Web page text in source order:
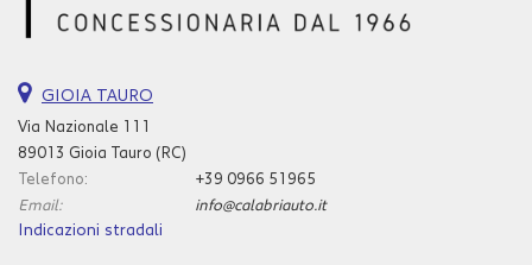
GIOIA TAURO
Via Nazionale 111
89013 Gioia Tauro (RC)
Telefono:
+39 0966 51965
Email:
info@calabriauto.it
Indicazioni stradali